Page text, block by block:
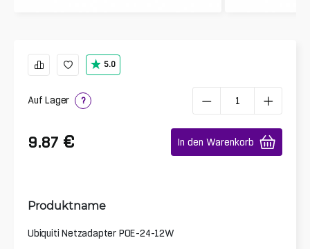
5.0
Auf Lager ?
9.87 € In den Warenkorb
Produktname
Ubiquiti Netzadapter POE-24-12W